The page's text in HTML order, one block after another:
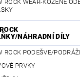
ROCK WEAR-KOŽENÉ
NÁHRADNÍ DÍLY
ROCK PODEŠVE/
PRVKY